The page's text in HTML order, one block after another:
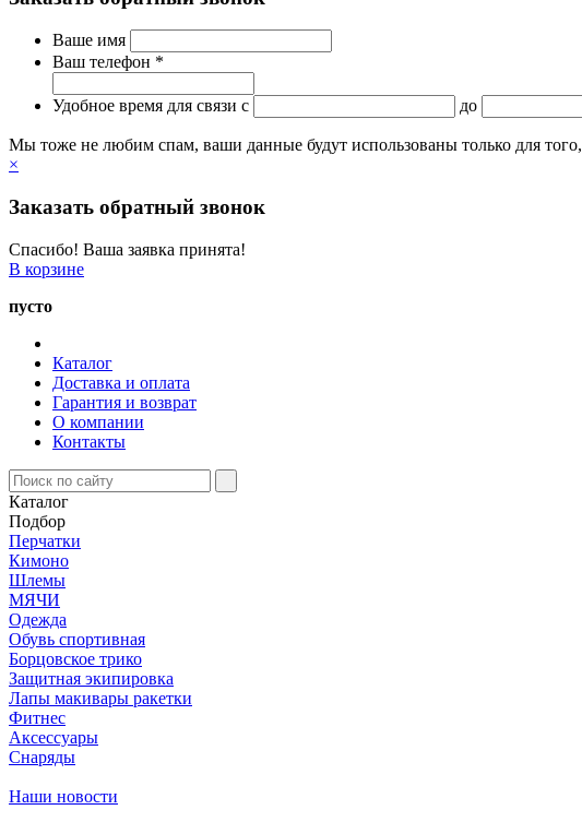
Ваше имя
Ваш телефон *
Удобное время для связи c до
Мы тоже не любим спам, ваши данные будут использованы только для
×
Заказать обратный звонок
Спасибо! Ваша заявка принята!
В корзине
пусто
Каталог
Доставка и оплата
Гарантия и возврат
О компании
Контакты
Каталог
Подбор
Перчатки
Кимоно
Шлемы
МЯЧИ
Одежда
Обувь спортивная
Борцовское трико
Защитная экипировка
Лапы макивары ракетки
Фитнес
Аксессуары
Снаряды
Наши новости